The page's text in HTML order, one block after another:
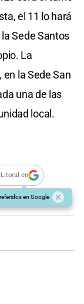
el 11 lo hará
Sede Santos
La
la Sede San
una de las
local.
Litoral en
en Google